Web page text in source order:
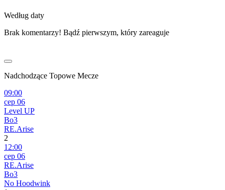
Według daty
Brak komentarzy! Bądź pierwszym, który zareaguje
Nadchodzące Topowe Mecze
09:00
сер 06
Level UP
Bo3
RE.Arise
2
12:00
сер 06
RE.Arise
Bo3
No Hoodwink